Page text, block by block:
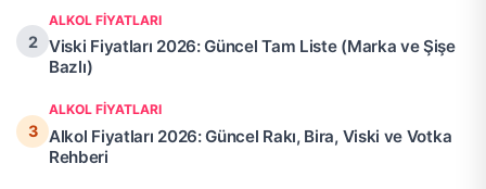
ALKOL FIYATLARI
Viski Fiyatları 2026: Güncel Tam Liste (Marka ve Şişe
Bazlı)
ALKOL FIYATLARI
Alkol Fiyatları 2026: Güncel Rakı, Bira, Viski ve Votka
Rehberi